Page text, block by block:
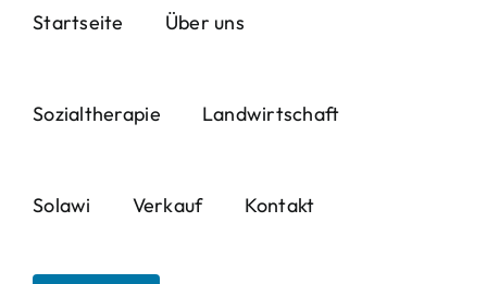
Startseite Über uns
Sozialtherapie Landwirtschaft
Solawi Verkauf Kontakt